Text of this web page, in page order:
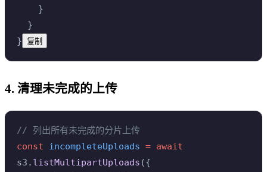
    }
  }
} 复制
4. 清理未完成的上传
// 列出所有未完成的分片上传
const incompleteUploads = await
s3. listMultipartUploads ({